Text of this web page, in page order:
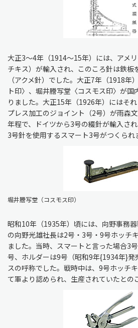
堀井謄写堂（コスモス印）
大正3～4年（1914～15年）には、アメ
チキス）が輸入され、このころ針は鉄板
（アクメ針）でした。大正7年（1918年
ト印〉、堀井謄写堂〈コスモス印〉が国
りました。大正15年（1926年）にはそれ
プレス加工のジョイント（2号）が雨森
年程で、ドイツから3号の綴針が輸入さ
3号針を使用するスマート3号がつくられ
昭和10年（1935年）頃には、向野事務器
の向野光雄社長は2号・3号・9号ホッチ
ました。当時、スマートと言った場合3
号、ホルダーは9号（昭和9年{1934年}発
スの呼称でした。戦時中は、9号ホッチ
て軍より認められ、生産されていたとの